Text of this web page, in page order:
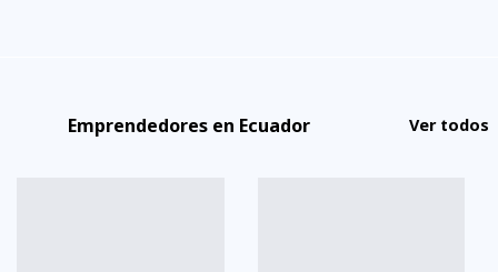
Emprendedores en Ecuador Ver todos